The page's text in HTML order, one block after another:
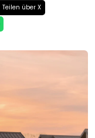
Teilen über X